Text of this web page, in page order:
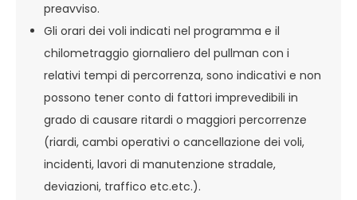
preavviso.
Gli orari dei voli indicati nel programma e il
chilometraggio giornaliero del pullman con i
relativi tempi di percorrenza, sono indicativi e non
possono tener conto di fattori imprevedibili in
grado di causare ritardi o maggiori percorrenze
(riardi, cambi operativi o cancellazione dei voli,
incidenti, lavori di manutenzione stradale,
deviazioni, traffico etc.etc.).